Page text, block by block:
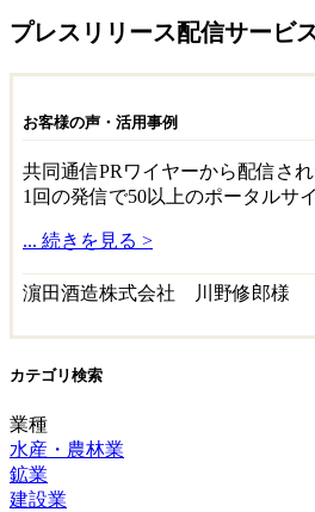
プレスリリース配信サービ
お客様の声・活用事例
共同通信PRワイヤーから配信さ
1回の発信で50以上のポータルサ
... 続きを見る >
濵田酒造株式会社 川野修郎様
カテゴリ検索
業種
水産・農林業
鉱業
建設業